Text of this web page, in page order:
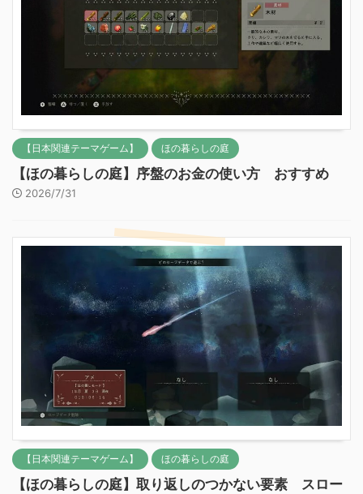
【日本関連テーマゲーム】 ほの暮らしの庭
【ほの暮らしの庭】序盤のお金の使い方 おすすめ
2026/7/31
【日本関連テーマゲーム】 ほの暮らしの庭
【ほの暮らしの庭】取り返しのつかない要素 スロー